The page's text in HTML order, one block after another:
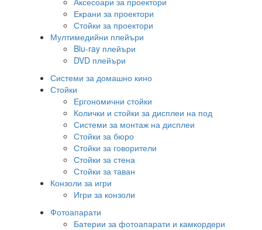
Екрани за проектори
Стойки за проектори
Мултимедийни плейъри
Blu-ray плейъри
DVD плейъри
Системи за домашно кино
Стойки
Ергономични стойки
Колички и стойки за дисплеи на под
Системи за монтаж на дисплеи
Стойки за бюро
Стойки за говорители
Стойки за стена
Стойки за таван
Конзоли за игри
Игри за конзоли
Фотоапарати
Батерии за фотоапарати и камкордери